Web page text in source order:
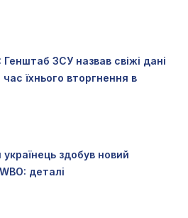
ЗСУ назвав свіжі дані
час їхнього вторгнення в
здобув новий
деталі